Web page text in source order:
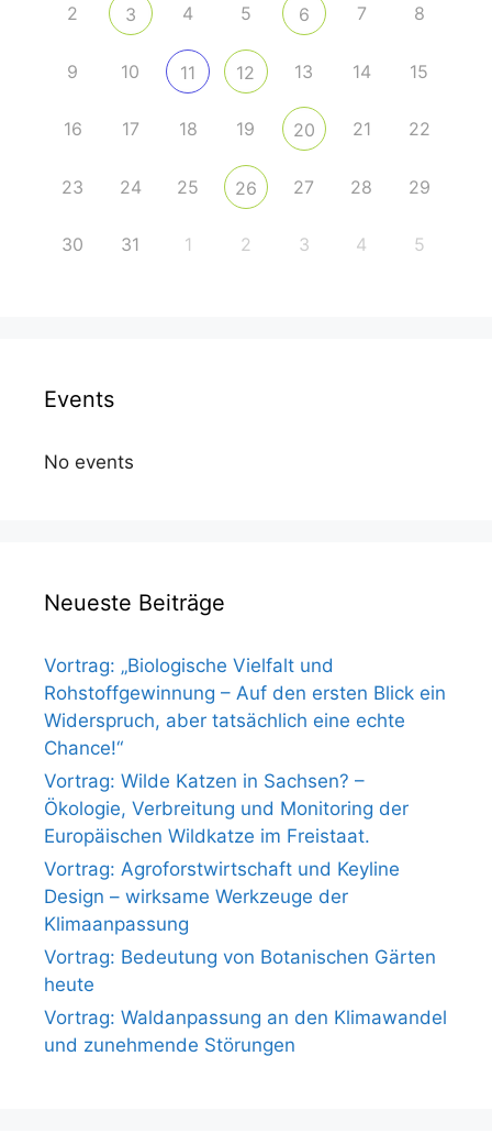
2 3 4 5 6 7 8
9 10 11 12 13 14 15
16 17 18 19 20 21 22
23 24 25 26 27 28 29
30 31 1 2 3 4 5
Events
No events
Neueste Beiträge
Vortrag: „Biologische Vielfalt und
Rohstoffgewinnung – Auf den ersten Blick ein
Widerspruch, aber tatsächlich eine echte
Chance!“
Vortrag: Wilde Katzen in Sachsen? –
Ökologie, Verbreitung und Monitoring der
Europäischen Wildkatze im Freistaat.
Vortrag: Agroforstwirtschaft und Keyline
Design – wirksame Werkzeuge der
Klimaanpassung
Vortrag: Bedeutung von Botanischen Gärten
heute
Vortrag: Waldanpassung an den Klimawandel
und zunehmende Störungen